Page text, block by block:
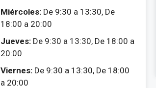
Miércoles: De 9:30 a 13:30, De
18:00 a 20:00
Jueves: De 9:30 a 13:30, De 18:00 a
20:00
Viernes: De 9:30 a 13:30, De 18:00
a 20:00